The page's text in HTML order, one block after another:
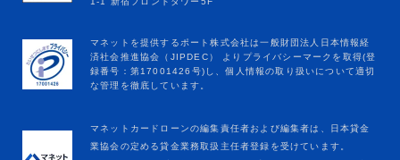
マネットカードローンの編集責任者および編集者は、日本貸金
業協会の定める貸金業務取扱主任者登録を受けています。